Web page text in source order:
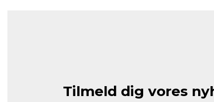
Tilmeld dig vores